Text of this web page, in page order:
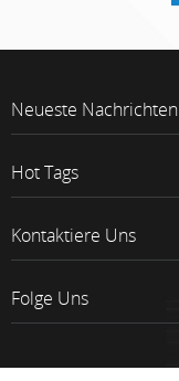
Neueste Nachrichten
Hot Tags
Kontaktiere Uns
Folge Uns